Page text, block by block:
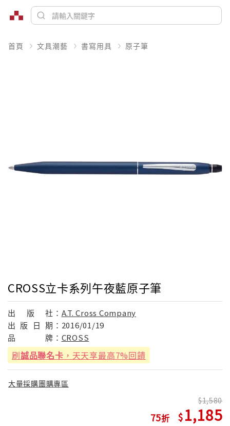
首頁 文具潮藝 書寫用具 原子筆
CROSS立卡系列午夜藍原子筆
出 版 社： A.T. Cross Company
出 版 日 期： 2016/01/19
品
牌： CROSS
刷誠品聯名卡 ，天天享最高7%回饋
大量採購團購專區
75
1,580
1,185